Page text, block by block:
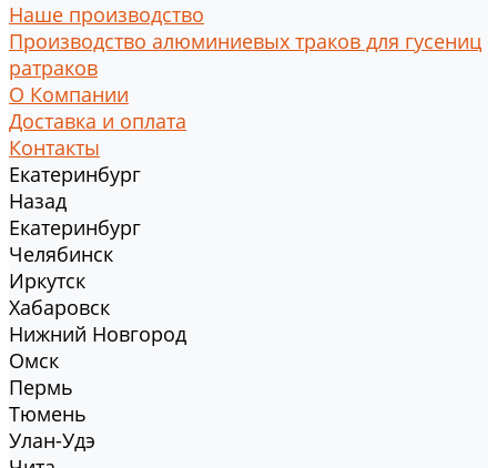
Наше производство
Производство алюминиевых траков для гусениц
ратраков
О Компании
Доставка и оплата
Контакты
Екатеринбург
Назад
Екатеринбург
Челябинск
Иркутск
Хабаровск
Нижний Новгород
Омск
Пермь
Тюмень
Улан-Удэ